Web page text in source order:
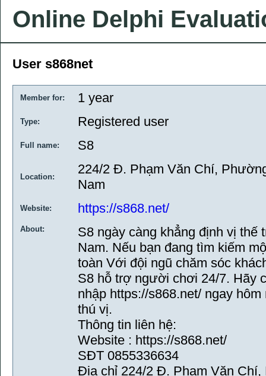
Online Delphi
User s868net
Member for: 1 year
Type: Registered user
Full name: S8
Location:
224/2 Đ. Phạm Văn Chí,
Nam
Website: https://s868.net/
About:
S8 ngày càng khẳng định vị thế
Nam. Nếu bạn đang tìm kiếm
toàn Với đội ngũ chăm sóc
S8 hỗ trợ người chơi 24/7. Hãy
nhập https://s868.net/ ngay
thú vị.
Thông tin liên hệ:
Website : https://s868.net/
SĐT 0855336634
Địa chỉ 224/2 Đ. Phạm Văn